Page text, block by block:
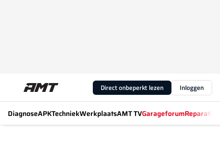
Direct onbeperkt lezen Inloggen
DiagnoseAPKTechniekWerkplaatsAMT TVGarageforum